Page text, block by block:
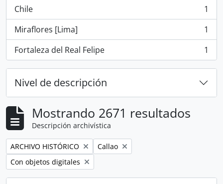
Chile
, 1 resultados
1
Miraflores [Lima]
, 1 resultados
1
Fortaleza del Real Felipe
, 1 resultados 1
Nivel de descripción
Mostrando 2671 resultados
Descripción archivística
Remove filter:
ARCHIVO HISTÓRICO Remove filter:
Callao
Remove filter:
Con objetos digitales